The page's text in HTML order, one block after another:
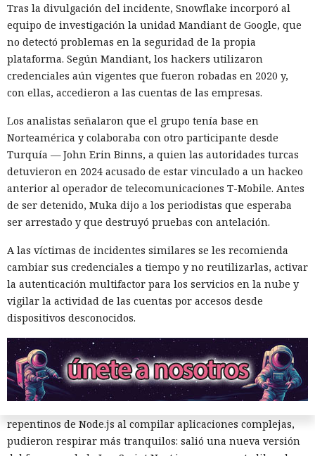
cada vez más en instrumentos de medidas de respuesta, y
no simplemente en participantes de la competencia de
mercado.
Era demasiado pronto para dar
por muerto a Next.js: la versión
16.3 pulveriza los récords de
rendimiento.
12:01 / 07.08.2026
Ingenieros reducen en un 90% el consumo de memoria
RAM y aceleran la compilación 2,3 veces.
repentinos de Node.js al compilar aplicaciones complejas,
pudieron respirar más tranquilos: salió una nueva versión
Tras la divulgación del incidente, Snowflake incorporó al
equipo de investigación la unidad Mandiant de Google, que
no detectó problemas en la seguridad de la propia
plataforma. Según Mandiant, los hackers utilizaron
credenciales aún vigentes que fueron robadas en 2020 y,
con ellas, accedieron a las cuentas de las empresas.
Los analistas señalaron que el grupo tenía base en
Norteamérica y colaboraba con otro participante desde
Turquía — John Erin Binns, a quien las autoridades turcas
detuvieron en 2024 acusado de estar vinculado a un hackeo
anterior al operador de telecomunicaciones T-Mobile. Antes
de ser detenido, Muka dijo a los periodistas que esperaba
ser arrestado y que destruyó pruebas con antelación.
A las víctimas de incidentes similares se les recomienda
cambiar sus credenciales a tiempo y no reutilizarlas, activar
la autenticación multifactor para los servicios en la nube y
vigilar la actividad de las cuentas por accesos desde
dispositivos desconocidos.